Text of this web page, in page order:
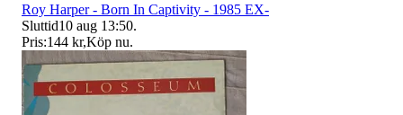
Roy Harper - Born In Captivity - 1985 EX-
Sluttid10 aug 13:50.
Pris:144 kr,Köp nu.